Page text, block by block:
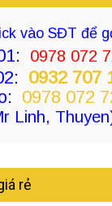
vào SĐT để
0978 072
0932 707
0978 072
Linh,
rẻ